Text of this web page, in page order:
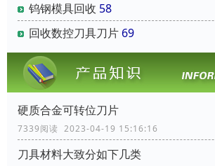
钨钢模具回收 58
回收数控刀具刀片 69
硬质合金可转位刀片
7339阅读 2023-04-19 15:16:16
刀具材料大致分如下几类